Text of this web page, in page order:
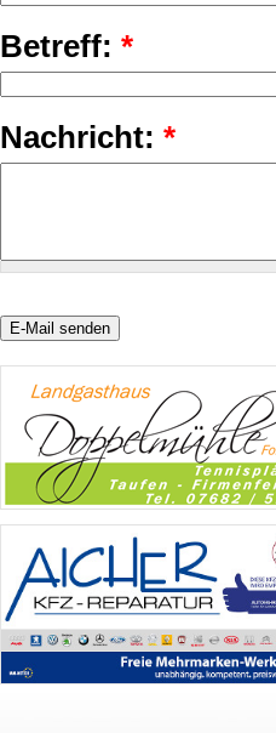
Betreff: *
Nachricht: *